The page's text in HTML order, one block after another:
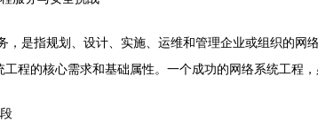
，是指规划、设计、实施、运维和管理企业或组织的
工程的核心需求和基础属性。一个成功的网络系统工程